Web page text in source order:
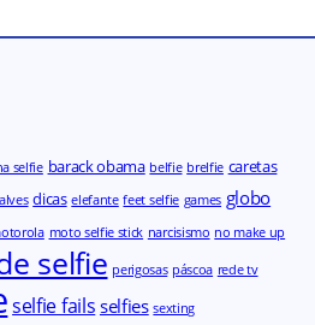
selfie barack obama belfie brelfie caretas
dicas elefante feet selfie games globo
moto selfie stick narcisismo no make up
selfie perigosas páscoa rede tv
selfie fails selfies sexting